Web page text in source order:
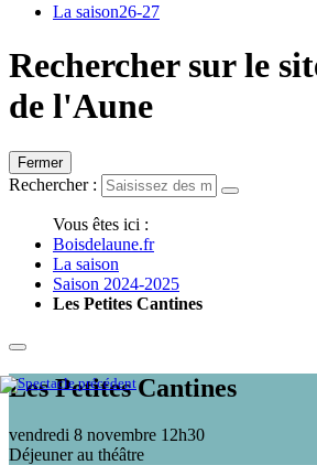
La saison26-27
Rechercher sur le
de l'Aune
Fermer
Rechercher :
Vous êtes ici :
Boisdelaune.fr
La saison
Saison 2024-2025
Les Petites Cantines
Les Petites Cantines
vendredi 8 novembre 12h30
Déjeuner au théâtre